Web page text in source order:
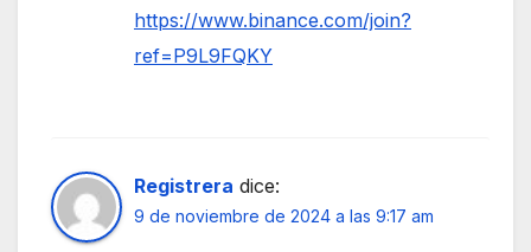
https://www.binance.com/join?
ref=P9L9FQKY
Registrera dice:
9 de noviembre de 2024 a las 9:17 am